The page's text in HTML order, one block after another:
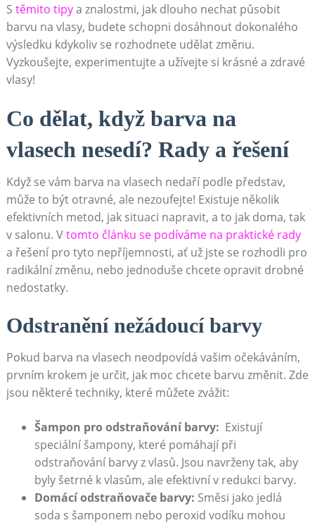
S těmito tipya ‍znalostmi, jak dlouho nechat působit
barvu na vlasy, budete schopni dosáhnout dokonalého​
výsledku ⁣kdykoliv se rozhodnete udělat změnu.
Vyzkoušejte, experimentujte a‍ užívejte​ si krásné a zdravé
vlasy!
Co dělat, když barva ⁢na
vlasech nesedí? Rady a⁣ řešení
Když se vám barva na vlasech⁣ nedaří podle představ,
může to být otravné, ale‌ nezoufejte! Existuje několik​
efektivních metod, jak situaci napravit, a to⁢ jak doma, tak
v salonu. Vtomto článku se ‍podíváme ​na praktické rady
a ⁣řešení pro tyto nepříjemnosti, ať už jste‌ se⁤ rozhodli pro⁢
radikální změnu, nebo jednoduše chcete opravit drobné
nedostatky.
Odstranění nežádoucí barvy
Pokud barva na vlasech neodpovídá vašim očekáváním,​
prvním krokem je určit, jak moc chcete barvu změnit. Zde
jsou některé techniky,‍ které můžete zvážit:
Šampon pro odstraňování barvy: ⁣ Existují
speciální šampony, které pomáhají při
odstraňování barvy z vlasů. Jsou navrženy tak, aby
byly šetrné k vlasům, ale ⁢efektivní v​ redukci barvy.
Domácí odstraňovače barvy: Směsi jako ‍jedlá
soda s šamponem nebo peroxid vodíku mohou